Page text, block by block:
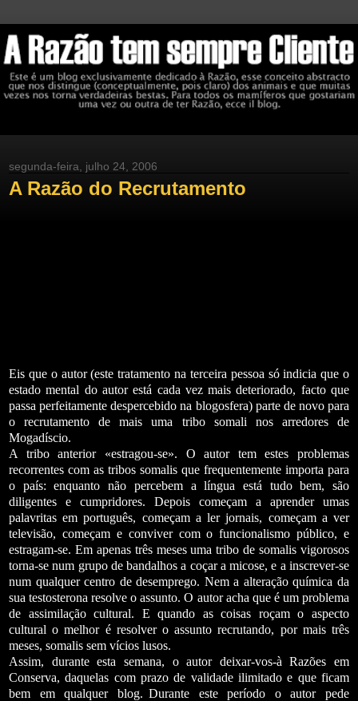
segunda-feira, julho 24, 2006
A Razão do Recrutamento
Eis que o autor (este tratamento na terceira pessoa só indicia que o
estado mental do autor está cada vez mais deteriorado, facto que
passa perfeitamente despercebido na blogosfera) parte de novo para
o recrutamento de mais uma tribo somali nos arredores de
Mogadíscio.
A tribo anterior «estragou-se». O autor tem estes problemas
recorrentes com as tribos somalis que frequentemente importa para
o país: enquanto não percebem a língua está tudo bem, são
diligentes e cumpridores. Depois começam a aprender umas
palavritas em português, começam a ler jornais, começam a ver
televisão, começam e conviver com o funcionalismo público, e
estragam-se. Em apenas três meses uma tribo de somalis vigorosos
torna-se num grupo de bandalhos a coçar a micose, e a inscrever-se
num qualquer centro de desemprego. Nem a alteração química da
sua testosterona resolve o assunto. O autor acha que é um problema
de assimilação cultural. E quando as coisas roçam o aspecto
cultural o melhor é resolver o assunto recrutando, por mais três
meses, somalis sem vícios lusos.
Assim, durante esta semana, o autor deixar-vos-à Razões em
Conserva, daquelas com prazo de validade ilimitado e que ficam
bem em qualquer blog. Durante este período o autor pede